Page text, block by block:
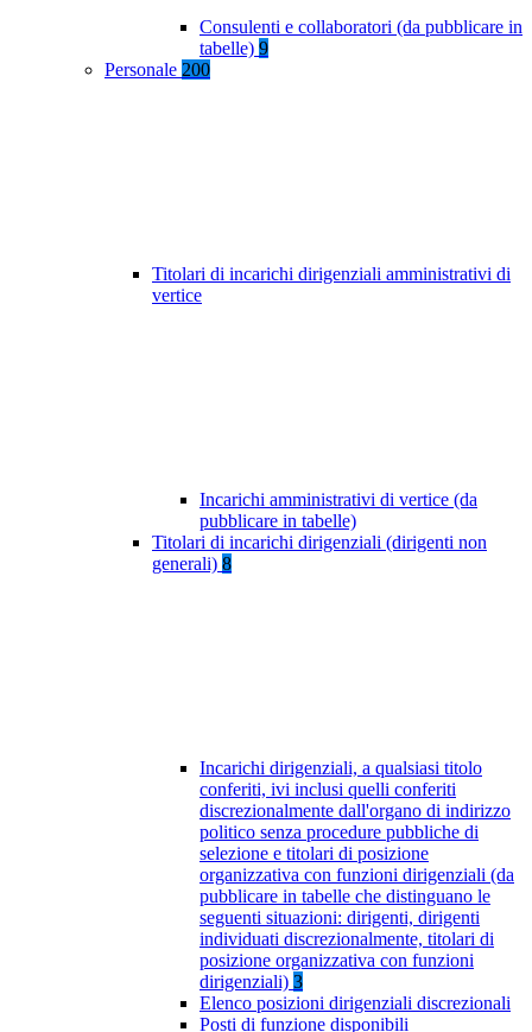
Consulenti e collaboratori (da pubblicare in
tabelle) 9
Personale 200
Titolari di incarichi dirigenziali amministrativi di
vertice
Incarichi amministrativi di vertice (da
pubblicare in tabelle)
Titolari di incarichi dirigenziali (dirigenti non
generali) 8
Incarichi dirigenziali, a qualsiasi titolo
conferiti, ivi inclusi quelli conferiti
discrezionalmente dall'organo di indirizzo
politico senza procedure pubbliche di
selezione e titolari di posizione
organizzativa con funzioni dirigenziali (da
pubblicare in tabelle che distinguano le
seguenti situazioni: dirigenti, dirigenti
individuati discrezionalmente, titolari di
posizione organizzativa con funzioni
dirigenziali) 3
Elenco posizioni dirigenziali discrezionali
Posti di funzione disponibili